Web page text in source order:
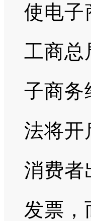
使电子
工商总
子商务
法将开
消费者
发票，